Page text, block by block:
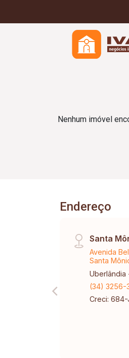
Nenhum imóvel
Endereço
Santa
Avenida
Santa
Uberlândia
(34) 3256-
Creci: 684-